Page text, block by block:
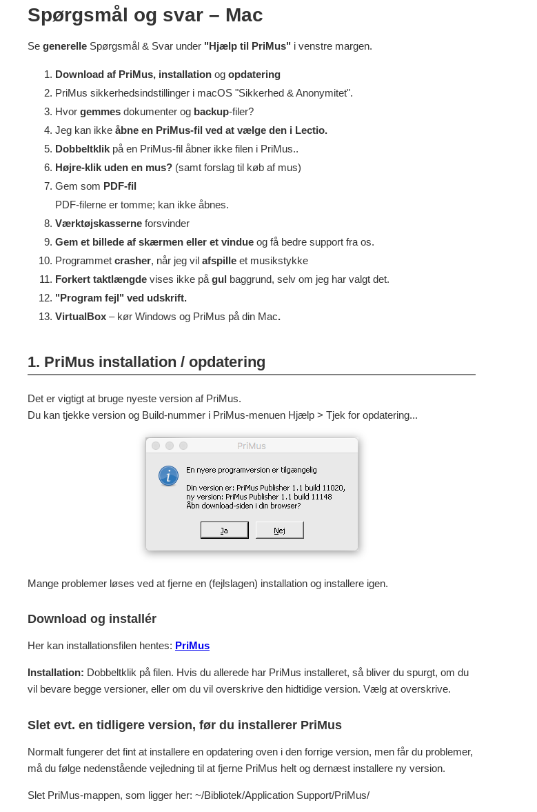
Spørgsmål og svar – Mac
Se generelle Spørgsmål & Svar under "Hjælp til PriMus" i venstre margen.
Download af PriMus, installation og opdatering
PriMus sikkerhedsindstillinger i macOS "Sikkerhed & Anonymitet".
Hvor gemmes dokumenter og backup-filer?
Jeg kan ikke åbne en PriMus-fil ved at vælge den i Lectio.
Dobbeltklik på en PriMus-fil åbner ikke filen i PriMus..
Højre-klik uden en mus? (samt forslag til køb af mus)
Gem som PDF-fil
PDF-filerne er tomme; kan ikke åbnes.
Værktøjskasserne forsvinder
Gem et billede af skærmen eller et vindue og få bedre support fra os.
Programmet crasher, når jeg vil afspille et musikstykke
Forkert taktlængde vises ikke på gul baggrund, selv om jeg har valgt det.
"Program fejl" ved udskrift.
VirtualBox – kør Windows og PriMus på din Mac.
1. PriMus installation / opdatering
Det er vigtigt at bruge nyeste version af PriMus.
Du kan tjekke version og Build-nummer i PriMus-menuen Hjælp > Tjek for opdatering...
Mange problemer løses ved at fjerne en (fejlslagen) installation og installere igen.
Download og installér
Her kan installationsfilen hentes: PriMus
Installation: Dobbeltklik på filen. Hvis du allerede har PriMus installeret, så bliver du spurgt, om du
vil bevare begge versioner, eller om du vil overskrive den hidtidige version. Vælg at overskrive.
Slet evt. en tidligere version, før du installerer PriMus
Normalt fungerer det fint at installere en opdatering oven i den forrige version, men får du problemer,
må du følge nedenstående vejledning til at fjerne PriMus helt og dernæst installere ny version.
Slet PriMus-mappen, som ligger her: ~/Bibliotek/Application Support/PriMus/